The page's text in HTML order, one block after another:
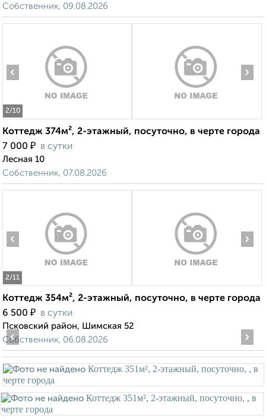
Собственник, 09.08.2026
2/10
‹ ›
Коттедж 374м², 2-этажный, посуточно, в черте города
7 000 ₽ в сутки
Лесная 10
Собственник, 07.08.2026
2/11
‹ ›
Коттедж 354м², 2-этажный, посуточно, в черте города
6 500 ₽ в сутки
Псковский район, Шимская 52
Собственник, 06.08.2026
‹ ›